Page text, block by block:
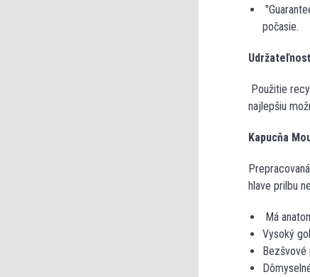
počasie.
Udržateľnosť
Použitie
najlepšiu
Kapucňa
hlave prilbu
Má
Vysoký
Bezšvové